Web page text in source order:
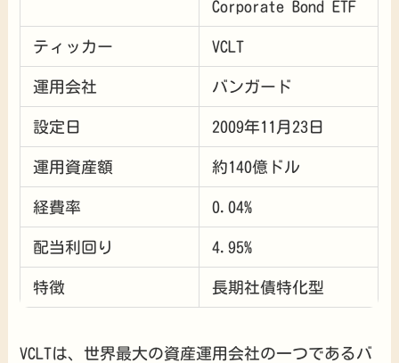
Corporate Bond ETF
ティッカー VCLT
運用会社 バンガード
設定日 2009年11月23日
運用資産額 約140億ドル
経費率 0.04%
配当利回り 4.95%
特徴 長期社債特化型
VCLTは、世界最大の資産運用会社の一つであるバ